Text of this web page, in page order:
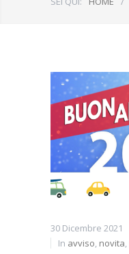
30 Dicembre 2021
In avviso, novita,